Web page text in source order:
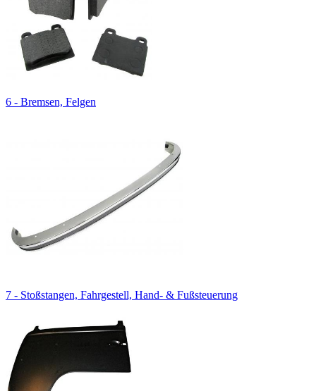
6 - Bremsen, Felgen
7 - Stoßstangen, Fahrgestell, Hand- & Fußsteuerung